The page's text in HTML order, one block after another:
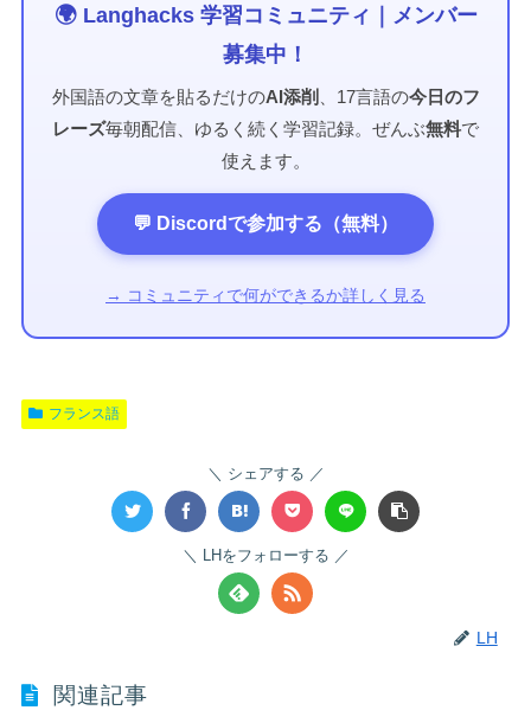
🌍 Langhacks 学習コミュニティ｜メンバー
募集中！
外国語の文章を貼るだけのAI添削 、17言語の今日のフ
レーズ毎朝配信、ゆるく続く学習記録。ぜんぶ無料で
使えます。
💬 Discordで参加する（無料）
→ コミュニティで何ができるか詳しく見る
フランス語
シェアする
LHをフォローする
LH
関連記事